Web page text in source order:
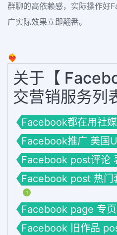
群聊的高依赖感，实际操作好
广实际效果立即翻番。
❤️‍🔥
关于【
交营销服务列
Facebook都在用社
Facebook推广 美国
Facebook post评论
Facebook post 热门
1
Facebook page 专
Facebook 旧作品